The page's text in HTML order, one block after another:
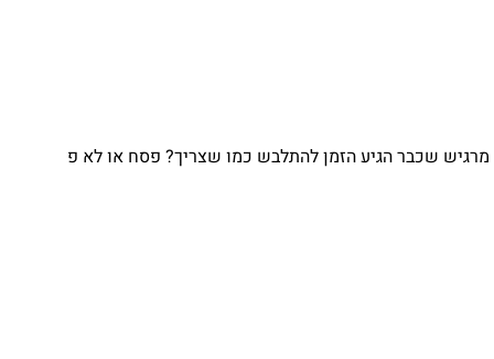
שכבר הגיע הזמן להתלבש כמו שצריך? פסח או לא פ